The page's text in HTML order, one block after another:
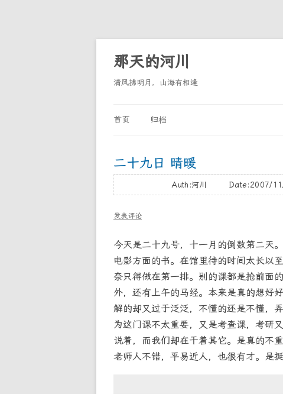
那天的河川
清风拂明月，山海有相逢
首页 归档
二十九日 晴暖
Auth:河川 Date:2007/
发表评论
今天是二十九号，十一月的倒数第二天
电影方面的书。在馆里待的时间太长以
奈只得做在第一排。别的课都是抢前面
外，还有上午的马经。本来是真的想好
解的却又过于泛泛，不懂的还是不懂，
为这门课不太重要，又是考查课，考研
说着，而我们却在干着其它。是真的不
老师人不错，平易近人，也很有才。是挺